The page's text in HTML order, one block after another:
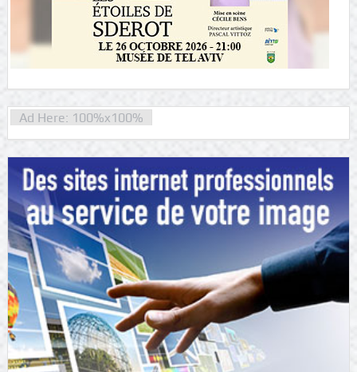
Ad Here: 100%x100%